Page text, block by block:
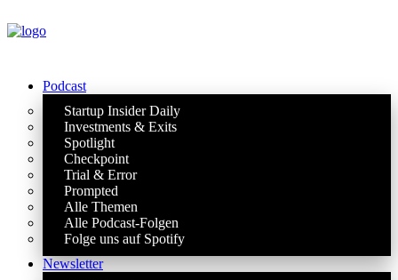
Podcast
Startup Insider Daily
Investments & Exits
Spotlight
Checkpoint
Trial & Error
Prompted
Alle Themen
Alle Podcast-Folgen
Folge uns auf Spotify
Newsletter